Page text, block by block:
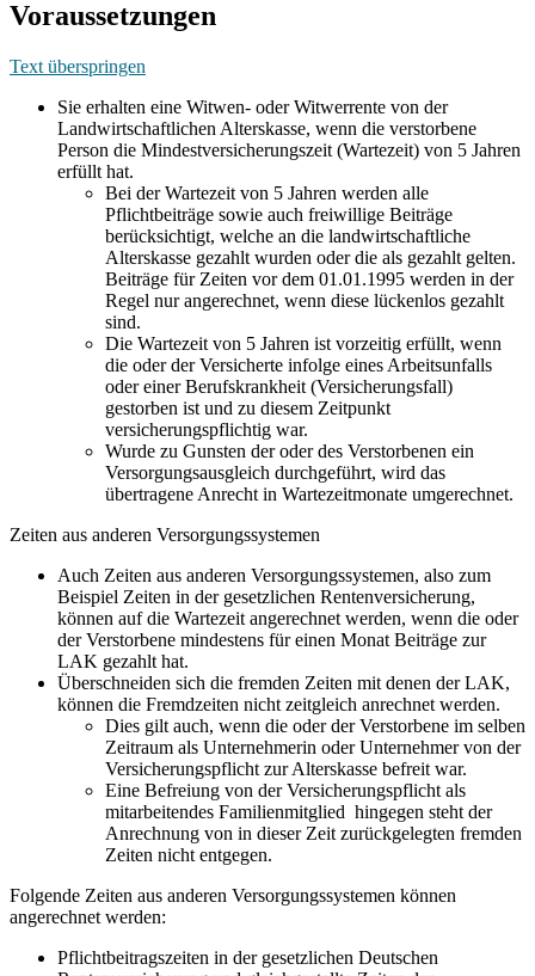
Voraussetzungen
Text überspringen
Sie erhalten eine Witwen- oder Witwerrente von der
Landwirtschaftlichen Alterskasse, wenn die verstorbene
Person die Mindestversicherungszeit (Wartezeit) von 5 Jahren
erfüllt hat.
Bei der Wartezeit von 5 Jahren werden alle
Pflichtbeiträge sowie auch freiwillige Beiträge
berücksichtigt, welche an die landwirtschaftliche
Alterskasse gezahlt wurden oder die als gezahlt gelten.
Beiträge für Zeiten vor dem 01.01.1995 werden in der
Regel nur angerechnet, wenn diese lückenlos gezahlt
sind.
Die Wartezeit von 5 Jahren ist vorzeitig erfüllt, wenn
die oder der Versicherte infolge eines Arbeitsunfalls
oder einer Berufskrankheit (Versicherungsfall)
gestorben ist und zu diesem Zeitpunkt
versicherungspflichtig war.
Wurde zu Gunsten der oder des Verstorbenen ein
Versorgungsausgleich durchgeführt, wird das
übertragene Anrecht in Wartezeitmonate umgerechnet.
Zeiten aus anderen Versorgungssystemen
Auch Zeiten aus anderen Versorgungssystemen, also zum
Beispiel Zeiten in der gesetzlichen Rentenversicherung,
können auf die Wartezeit angerechnet werden, wenn die oder
der Verstorbene mindestens für einen Monat Beiträge zur
LAK gezahlt hat.
Überschneiden sich die fremden Zeiten mit denen der LAK,
können die Fremdzeiten nicht zeitgleich anrechnet werden.
Dies gilt auch, wenn die oder der Verstorbene im selben
Zeitraum als Unternehmerin oder Unternehmer von der
Versicherungspflicht zur Alterskasse befreit war.
Eine Befreiung von der Versicherungspflicht als
mitarbeitendes Familienmitglied hingegen steht der
Anrechnung von in dieser Zeit zurückgelegten fremden
Zeiten nicht entgegen.
Folgende Zeiten aus anderen Versorgungssystemen können
angerechnet werden:
Pflichtbeitragszeiten in der gesetzlichen Deutschen